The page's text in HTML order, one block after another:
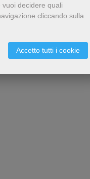
vuoi decidere quali
cliccando sulla
Accetto tutti i cookie